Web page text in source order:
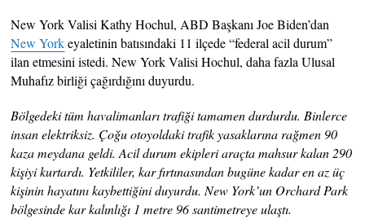
New York Valisi Kathy Hochul, ABD Başkanı Joe Biden’dan
New Yorkeyaletinin batısındaki 11 ilçede “federal acil durum”
ilan etmesini istedi. New York Valisi Hochul, daha fazla Ulusal
Muhafız birliği çağırdığını duyurdu.
Bölgedeki tüm havalimanları trafiği tamamen durdurdu. Binlerce
insan elektriksiz. Çoğu otoyoldaki trafik yasaklarına rağmen 90
kaza meydana geldi. Acil durum ekipleri araçta mahsur kalan 290
kişiyi kurtardı. Yetkililer, kar fırtınasından bugüne kadar en az üç
kişinin hayatını kaybettiğini duyurdu. New York’un Orchard Park
bölgesinde kar kalınlığı 1 metre 96 santimetreye ulaştı.